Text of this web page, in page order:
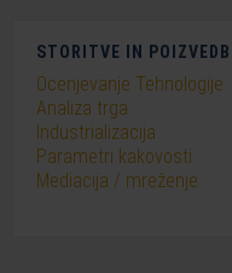
STORITVE IN
Ocenjevanje Tehnologije
Analiza trga
Industrializacija
Parametri kakovosti
Mediacija / mreženje